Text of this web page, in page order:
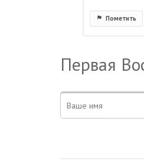
Пометить
Первая